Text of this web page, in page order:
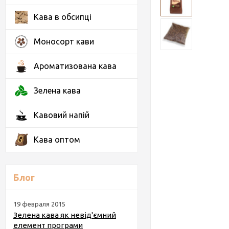
Кава в обсипці
Моносорт кави
Ароматизована кава
Зелена кава
Кавовий напій
Кава оптом
Блог
19 февраля 2015
Зелена кава як невід'ємний
елемент програми